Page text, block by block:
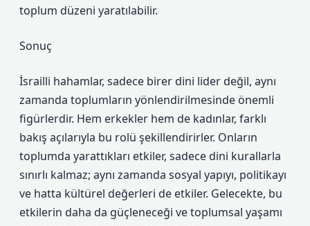
toplum düzeni yaratılabilir.
Sonuç
İsrailli hahamlar, sadece birer dini lider değil, aynı
zamanda toplumların yönlendirilmesinde önemli
figürlerdir. Hem erkekler hem de kadınlar, farklı
bakış açılarıyla bu rolü şekillendirirler. Onların
toplumda yarattıkları etkiler, sadece dini kurallarla
sınırlı kalmaz; aynı zamanda sosyal yapıyı, politikayı
ve hatta kültürel değerleri de etkiler. Gelecekte, bu
etkilerin daha da güçleneceği ve toplumsal yaşamı